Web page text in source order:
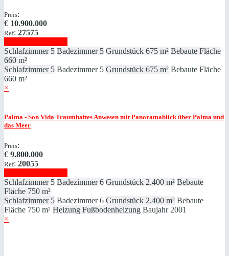
Preis:
€ 10.900.000
Ref: 27575
Schlafzimmer 5 Badezimmer 5 Grundstück 675 m² Bebaute Fläche
660 m²
Schlafzimmer 5 Badezimmer 5 Grundstück 675 m² Bebaute Fläche
660 m²
×
Palma - Son Vida Traumhaftes Anwesen mit Panoramablick über Palma und
das Meer
Preis:
€ 9.800.000
Ref: 20055
Schlafzimmer 5 Badezimmer 6 Grundstück 2.400 m² Bebaute
Fläche 750 m²
Schlafzimmer 5 Badezimmer 6 Grundstück 2.400 m² Bebaute
Fläche 750 m² Heizung Fußbodenheizung Baujahr 2001
×